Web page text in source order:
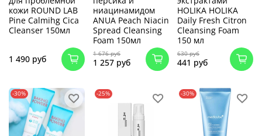
кожи ROUND LAB
Pine Calmihg Cica
Cleanser 150мл
1 490 руб
ниацинамидом
ANUA Peach Niacin
Spread Cleansing
Foam 150мл
1 676 руб
1 257 руб
HOLIKA HOLIKA
Daily Fresh Citron
Cleansing Foam
150 мл
630 руб
441 руб
-30% -25% -30%